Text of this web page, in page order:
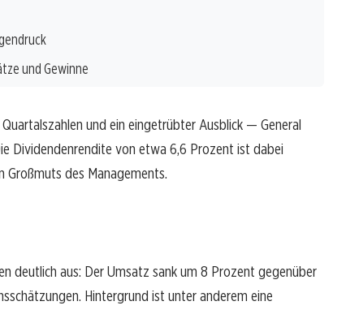
und Gewinne
und ein eingetrübter Ausblick — General
Dividendenrendite von etwa 6,6 Prozent ist dabei
Großmuts des Managements.
deutlich aus: Der Umsatz sank um 8 Prozent gegenüber
Hintergrund ist unter anderem eine